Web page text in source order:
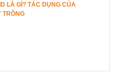
LÀ GÌ? TÁC DỤNG CỦA
TRỒNG